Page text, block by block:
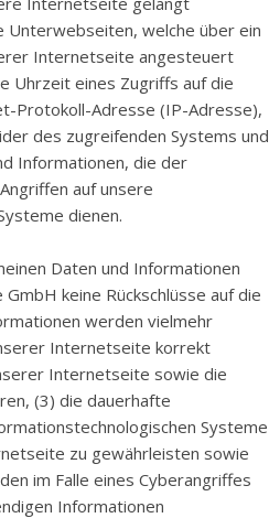
welche über ein
Internetseite angesteuert
Uhrzeit eines Zugriffs auf die
Protokoll-Adresse (IP-Adresse),
des zugreifenden Systems und
Informationen, die der
auf unsere
dienen.
Daten und Informationen
keine Rückschlüsse auf die
werden vielmehr
Internetseite korrekt
Internetseite sowie die
(3) die dauerhafte
Systeme
zu gewährleisten sowie
im Falle eines Cyberangriffes
Informationen